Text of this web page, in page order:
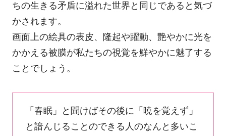
ちの生きる矛盾に溢れた世界と同じであると気づ
かされます。
画面上の絵具の表皮、隆起や躍動、艶やかに光を
かかえる被膜が私たちの視覚を鮮やかに魅了する
ことでしょう。
「春眠」と聞けばその後に「暁を覚えず」
と諳んじることのできる人のなんと多いこ